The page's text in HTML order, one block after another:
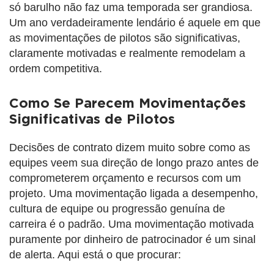
só barulho não faz uma temporada ser grandiosa.
Um ano verdadeiramente lendário é aquele em que
as movimentações de pilotos são significativas,
claramente motivadas e realmente remodelam a
ordem competitiva.
Como Se Parecem Movimentações
Significativas de Pilotos
Decisões de contrato dizem muito sobre como as
equipes veem sua direção de longo prazo antes de
comprometerem orçamento e recursos com um
projeto. Uma movimentação ligada a desempenho,
cultura de equipe ou progressão genuína de
carreira é o padrão. Uma movimentação motivada
puramente por dinheiro de patrocinador é um sinal
de alerta. Aqui está o que procurar: